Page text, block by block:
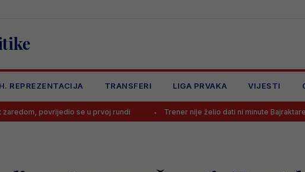
REPREZENTACIJA TRANSFERI LIGA PRVAKA VIJESTI
se u prvoj rundi Trener nije želio dati ni minute Bajraktareviću, pa